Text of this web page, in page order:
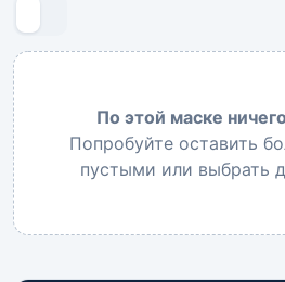
По этой маске
Попробуйте оставить
пустыми или выбрать